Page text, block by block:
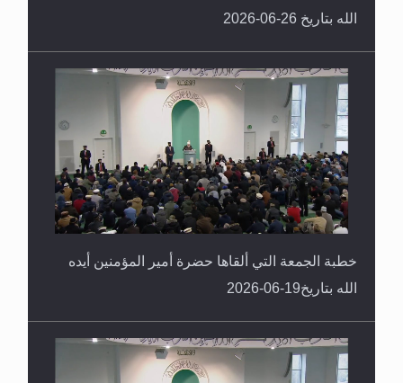
الله بتاريخ 26-06-2026
خطبة الجمعة التي ألقاها حضرة أمير المؤمنين أيده
الله بتاريخ19-06-2026